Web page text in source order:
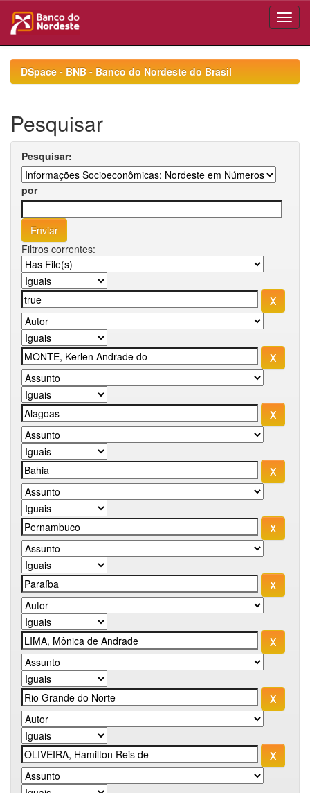
navigationDSpace - BNB - Banco do Nordeste do Brasil
Pesquisar
Pesquisar:
por
Filtros correntes: